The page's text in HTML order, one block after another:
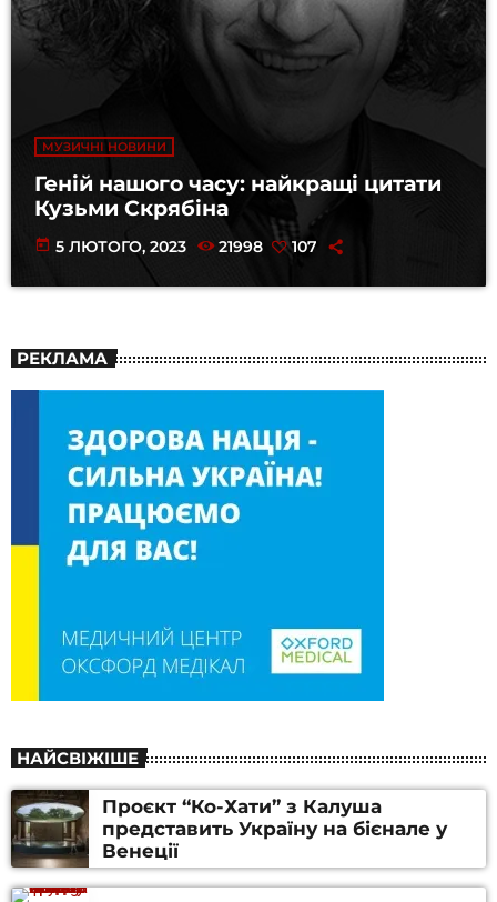
МУЗИЧНІ НОВИНИ
Геній нашого часу: найкращі цитати
Кузьми Скрябіна
today 5 ЛЮТОГО, 2023 21998 107
РЕКЛАМА
НАЙСВІЖІШЕ
Проєкт “Ко-Хати” з Калуша
представить Україну на бієнале у
Венеції